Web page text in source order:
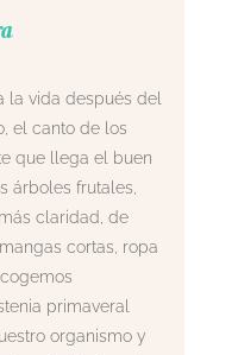
la vida después del
el canto de los
que llega el buen
árboles frutales,
claridad, de
cortas, ropa
primaveral
organismo y